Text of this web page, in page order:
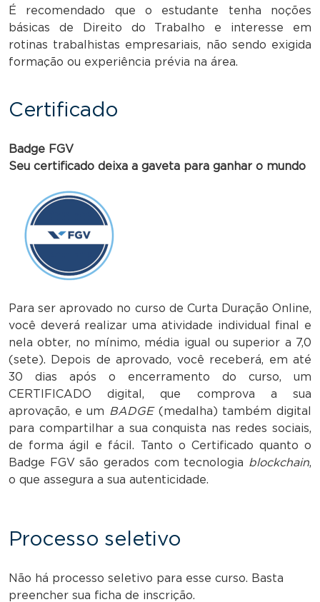
É recomendado que o estudante tenha noções
básicas de Direito do Trabalho e interesse em
rotinas trabalhistas empresariais, não sendo exigida
formação ou experiência prévia na área.
Certificado
Badge FGV
Seu certificado deixa a gaveta para ganhar o mundo
Para ser aprovado no curso de Curta Duração Online,
você deverá realizar uma atividade individual final e
nela obter, no mínimo, média igual ou superior a 7,0
(sete). Depois de aprovado, você receberá, em até
30 dias após o encerramento do curso, um
CERTIFICADO digital, que comprova a sua
aprovação, e um
BADGE (medalha) também digital
para compartilhar a sua conquista nas redes sociais,
de forma ágil e fácil. Tanto o Certificado quanto o
Badge FGV são gerados com tecnologia blockchain,
o que assegura a sua autenticidade.
Processo seletivo
Não há processo seletivo para esse curso. Basta
preencher sua ficha de inscrição.